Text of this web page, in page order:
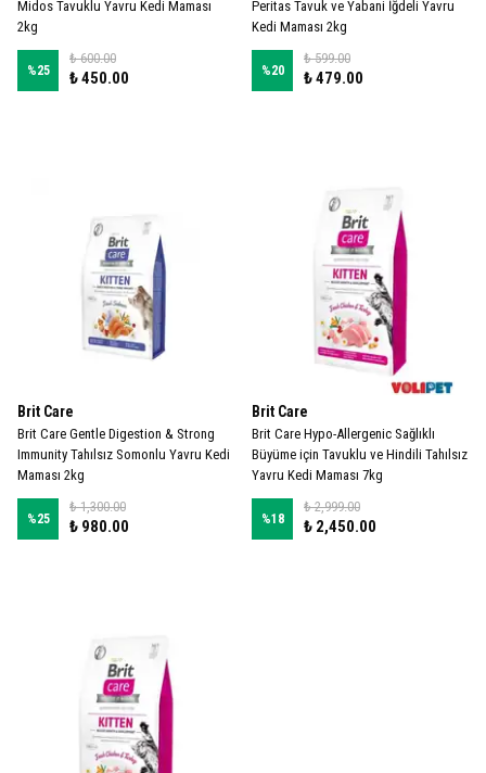
Midos Tavuklu Yavru Kedi Maması
2kg
%25
₺ 600.00
₺ 450.00
Peritas Tavuk ve Yabani İğdeli Yavru
Kedi Maması 2kg
%20
₺ 599.00
₺ 479.00
Brit Care
Brit Care Gentle Digestion & Strong
Immunity Tahılsız Somonlu Yavru Kedi
Maması 2kg
%25
₺ 1,300.00
₺ 980.00
Brit Care
Brit Care Hypo-Allergenic Sağlıklı
Büyüme için Tavuklu ve Hindili Tahılsız
Yavru Kedi Maması 7kg
%18
₺ 2,999.00
₺ 2,450.00